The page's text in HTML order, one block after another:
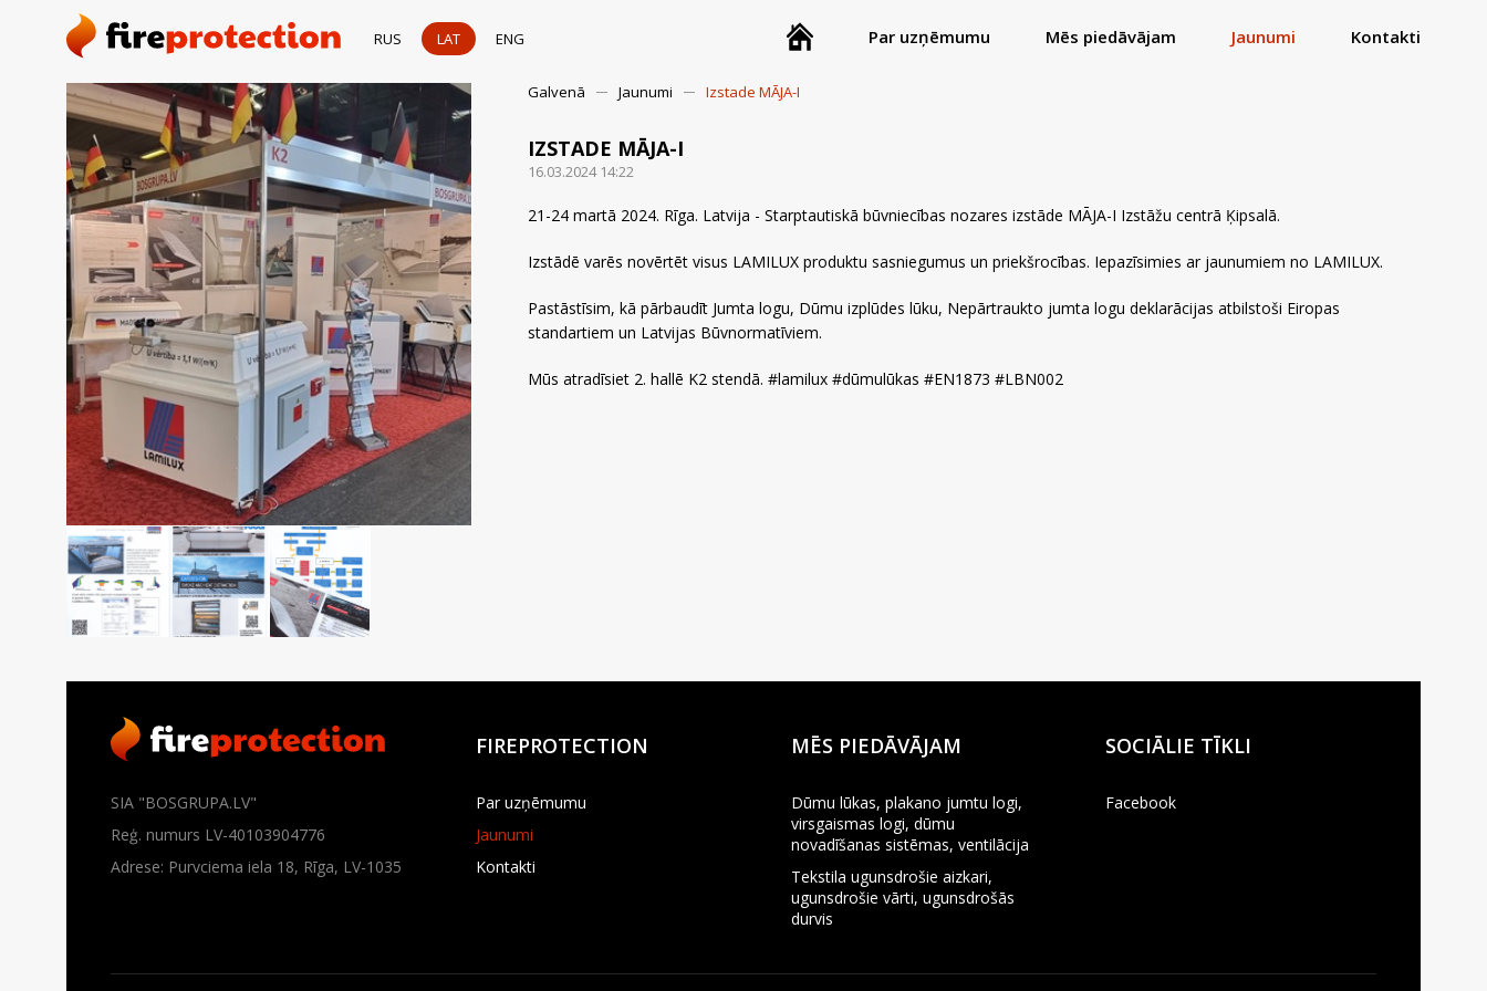
RUS LAT ENG Par uzņēmumu Mēs piedāvājam Jaunumi Kontakti
Galvenā Jaunumi Izstade MĀJA-I
IZSTADE MĀJA-I
16.03.2024 14:22
21-24 martā 2024. Rīga. Latvija - Starptautiskā būvniecības nozares izstāde MĀJA-I Izstāžu centrā Ķipsalā.
Izstādē varēs novērtēt visus LAMILUX produktu sasniegumus un priekšrocības. Iepazīsimies ar jaunumiem no LAMILUX.
Pastāstīsim, kā pārbaudīt Jumta logu, Dūmu izplūdes lūku, Nepārtraukto jumta logu deklarācijas atbilstoši Eiropas
standartiem un Latvijas Būvnormatīviem.
Mūs atradīsiet 2. hallē K2 stendā. #lamilux #dūmulūkas #EN1873 #LBN002
SIA "BOSGRUPA.LV"
Reģ. numurs LV-40103904776
Adrese: Purvciema iela 18, Rīga, LV-1035
FIREPROTECTION
Par uzņēmumu
Jaunumi
Kontakti
MĒS PIEDĀVĀJAM
Dūmu lūkas, plakano jumtu logi,
virsgaismas logi, dūmu
novadīšanas sistēmas, ventilācija
Tekstila ugunsdrošie aizkari,
ugunsdrošie vārti, ugunsdrošās
durvis
SOCIĀLIE TĪKLI
Facebook